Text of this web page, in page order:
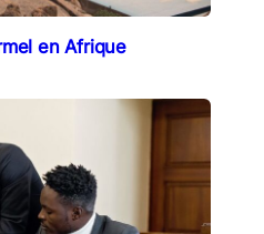
en Afrique